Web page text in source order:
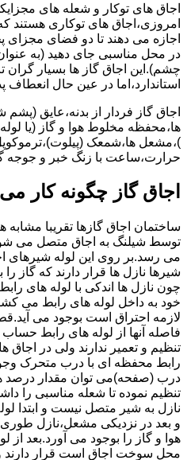
اجاق های توکار و شعله های
امروزی،اجاق های توکاری هستند
اجازه می دهند تا دو فضای مجزای
در محل مناسبی جای دهید (به عنوان
چشم).این اجاق گاز ها بسیار گران
استاندارد،اما در عین حال انعطاف
اجاق گاز فردار از بدنه،عایق
ها،محفظه مخلوط هوا و گاز (یا
)،مشعل ها،شمعک
حرارت،ساعت با زنگ خبر و
اجاق گاز چگونه کار
ساختمان اجاق گازها تقریبا
توسط شیلنگ به اجاق متصل می شود
می رسد.بر روی این لوله شیرهای
شیرها نازل ها قرار دارند که گاز
چون نازل ها اندکی با لوله های
خود به داخل لوله های رابط می
لازمه احتراق است بوجود می
فاصله آنها از لوله های رابط
تنظیم و تعمیر ندارند ولی در اجاق
رابط محفظه ای با درب متحرک
درب (صفحه)می توان مقدار درصد
تنظیم نموده تا شعله مناسبی را
نازل به شیر متصل نیست و ابتدا
و بعد در نزدیکی مشعل،نازل
هوا و گاز را بوجود می آورد.بعد
محل سوخت اجاق است قرار دارند